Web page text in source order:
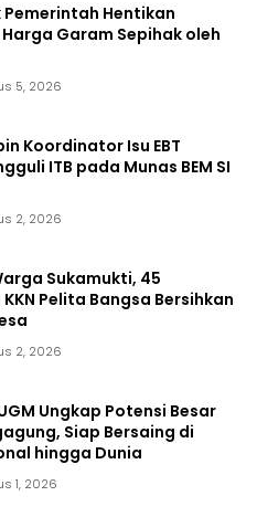
Pemerintah Hentikan
Garam Sepihak oleh
5, 2026
Koordinator Isu EBT
ITB pada Munas BEM SI
2, 2026
Sukamukti, 45
Pelita Bangsa Bersihkan
2, 2026
Ungkap Potensi Besar
Siap Bersaing di
hingga Dunia
1, 2026